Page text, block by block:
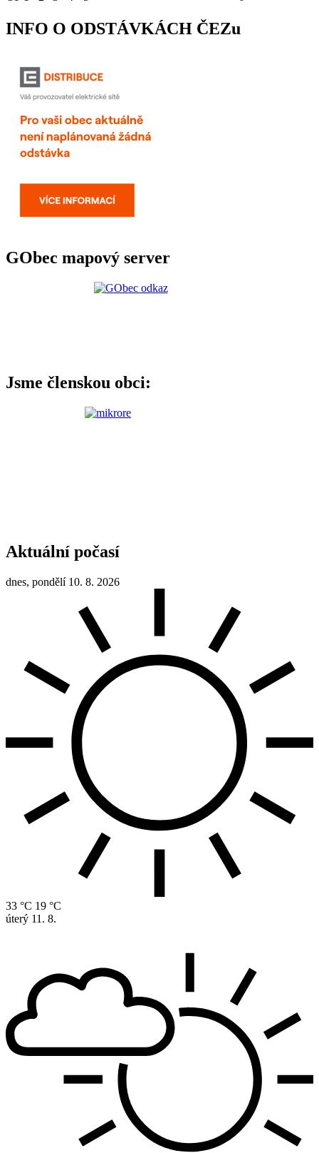
INFO O ODSTÁVKÁCH ČEZu
GObec mapový server
Jsme členskou obci:
Aktuální počasí
dnes, pondělí 10. 8. 2026
33 °C 19 °C
úterý 11. 8.